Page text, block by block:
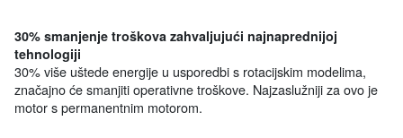
30% smanjenje troškova zahvaljujući najnaprednijoj
tehnologiji
30% više uštede energije u usporedbi s rotacijskim modelima,
značajno će smanjiti operativne troškove. Najzaslužniji za ovo je
motor s permanentnim motorom.